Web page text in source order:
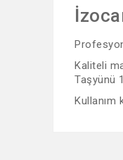
Kaliteli
Taşyünü
Kullanım